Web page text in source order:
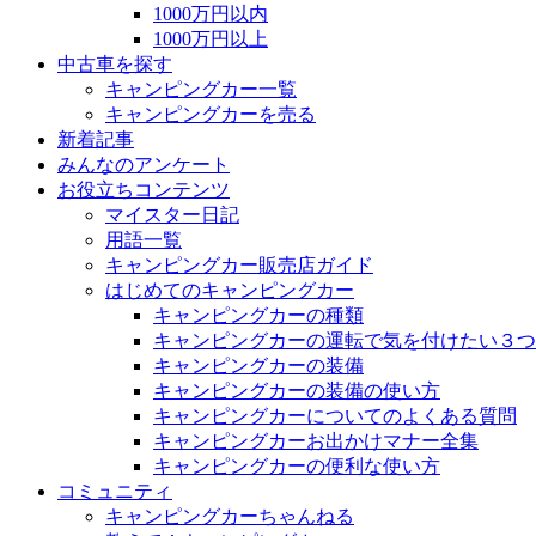
1000万円以内
1000万円以上
中古車を探す
キャンピングカー一覧
キャンピングカーを売る
新着記事
みんなのアンケート
お役立ちコンテンツ
マイスター日記
用語一覧
キャンピングカー販売店ガイド
はじめてのキャンピングカー
キャンピングカーの種類
キャンピングカーの運転で気を付けたい３
キャンピングカーの装備
キャンピングカーの装備の使い方
キャンピングカーについてのよくある質問
キャンピングカーお出かけマナー全集
キャンピングカーの便利な使い方
コミュニティ
キャンピングカーちゃんねる